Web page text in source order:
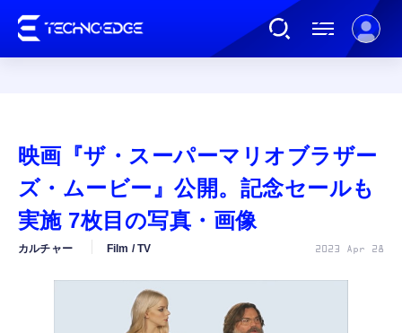
AI
ガジェット
映画『ザ・スーパーマリオブラザー
ズ・ムービー』公開。記念セールも
実施 7枚目の写真・画像
カルチャー Film / TV 2023 Apr 28